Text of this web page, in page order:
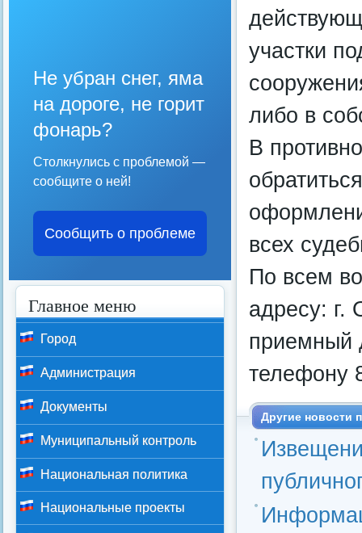
участки
либо в
В
всех
По всем
адресу: г.
приемный
телефону
Другие новости
Не убран снег, яма
на дороге, не горит
фонарь?
Столкнулись с проблемой —
сообщите о ней!
Сообщить о проблеме
Главное меню
Город
Администрация
Документы
Муниципальный контроль
Национальная политика
Национальные проекты